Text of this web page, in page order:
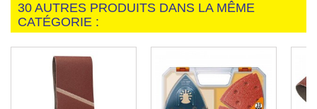
30 AUTRES PRODUITS DANS LA MÊME
CATÉGORIE :